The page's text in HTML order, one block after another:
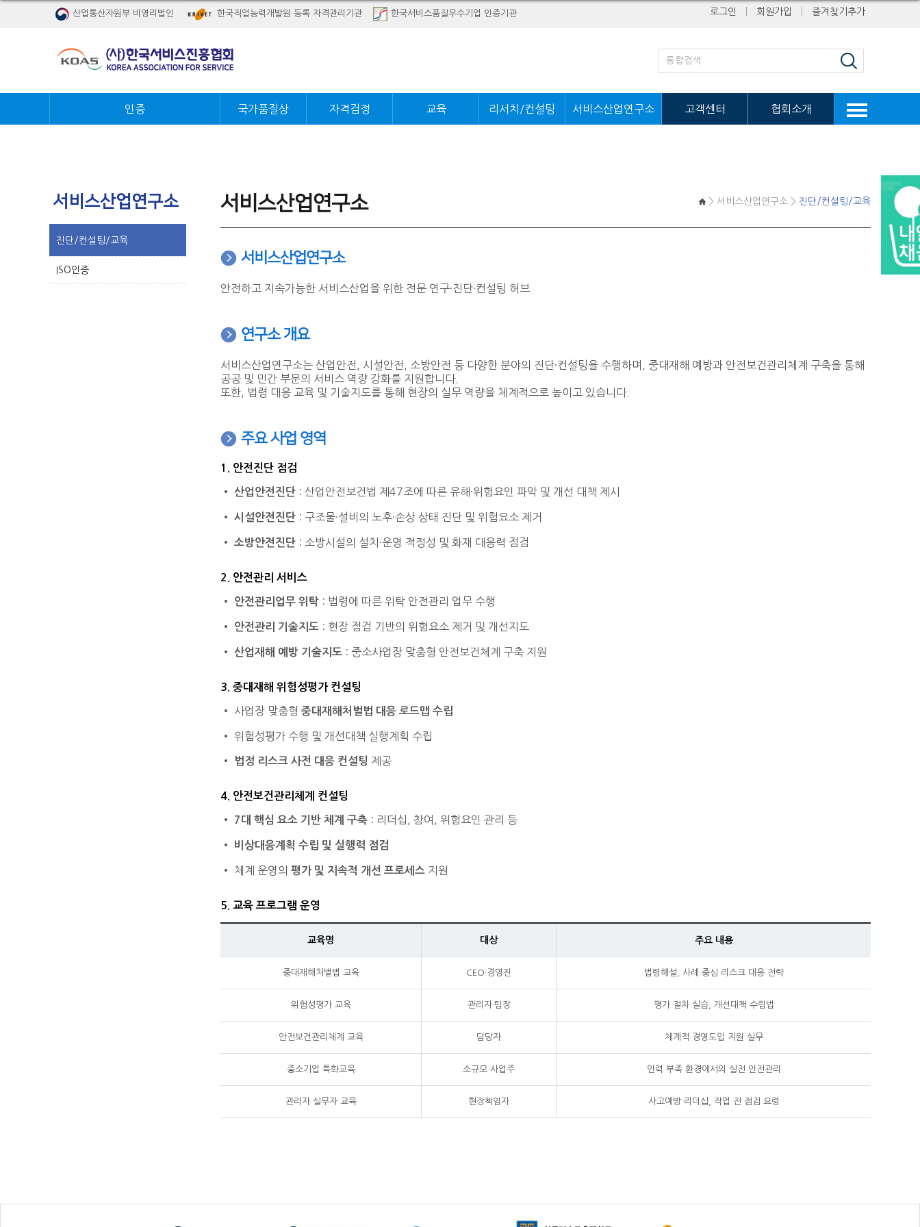
산업통산자원부 비영리법인 한국직업능력개발원 등록 자격관리기관 한국서비스품질우수기업 인증기관 로그인 회원가입 즐겨찾기추가
인증 국가품질상 자격검정 교육 리서치/컨설팅 서비스산업연구소 고객센터 협회소개
서비스산업연구소
진단/컨설팅/교육
ISO인증
> 서비스산업연구소 > 진단/컨설팅/교육
서비스산업연구소
서비스산업연구소
안전하고 지속가능한 서비스산업을 위한 전문 연구·진단·컨설팅 허브
연구소 개요
서비스산업연구소는 산업안전, 시설안전, 소방안전 등 다양한 분야의 진단·컨설팅을 수행하며, 중대재해 예방과 안전보건관리체계 구축을 통해
공공 및 민간 부문의 서비스 역량 강화를 지원합니다.
또한, 법령 대응 교육 및 기술지도를 통해 현장의 실무 역량을 체계적으로 높이고 있습니다.
주요 사업 영역
1. 안전진단 점검
• 산업안전진단 : 산업안전보건법 제47조에 따른 유해·위험요인 파악 및 개선 대책 제시
• 시설안전진단 : 구조물·설비의 노후·손상 상태 진단 및 위험요소 제거
• 소방안전진단 : 소방시설의 설치·운영 적정성 및 화재 대응력 점검
2. 안전관리 서비스
• 안전관리업무 위탁 : 법령에 따른 위탁 안전관리 업무 수행
• 안전관리 기술지도 : 현장 점검 기반의 위험요소 제거 및 개선지도
• 산업재해 예방 기술지도 : 중소사업장 맞춤형 안전보건체계 구축 지원
3. 중대재해 위험성평가 컨설팅
• 사업장 맞춤형 중대재해처벌법 대응 로드맵 수립
• 위험성평가 수행 및 개선대책 실행계획 수립
• 법정 리스크 사전 대응 컨설팅 제공
4. 안전보건관리체계 컨설팅
• 7대 핵심 요소 기반 체계 구축 : 리더십, 참여, 위험요인 관리 등
• 비상대응계획 수립 및 실행력 점검
• 체계 운영의 평가 및 지속적 개선 프로세스 지원
5. 교육 프로그램 운영
교육명 대상 주요 내용
중대재해처벌법 교육 CEO·경영진 법령해설, 사례 중심 리스크 대응 전략
위험성평가 교육 관리자·팀장 평가 절차 실습, 개선대책 수립법
안전보건관리체계 교육 담당자 체계적 경영도입 지원 실무
중소기업 특화교육 소규모 사업주 인력 부족 환경에서의 실전 안전관리
관리자 실무자 교육 현장책임자 사고예방 리더십, 작업 전 점검 요령